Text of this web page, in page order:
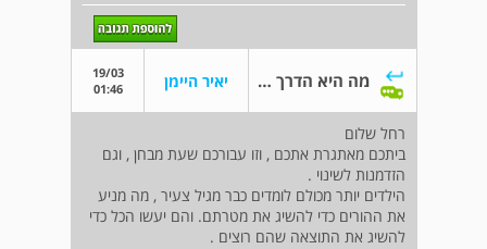
מה היא הדרך של קביעת חוקים וערכים? יאיר היימן
19/03
01:46
רחל שלום
ביתכם מאתגרת אתכם , וזו עבורכם שעת מבחן , וגם
הזדמנות לשינוי .
הילדים יותר מכולם לומדים כבר מגיל צעיר , מה מניע
את ההורים כדי להשיג את מטרתם. והם יעשו הכל כדי
להשיג את התוצאה שהם רוצים .